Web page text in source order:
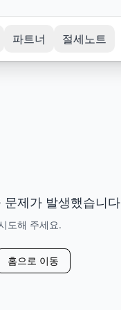
파트너 절세노트
제가 발생했습니다
도해 주세요.
홈으로 이동